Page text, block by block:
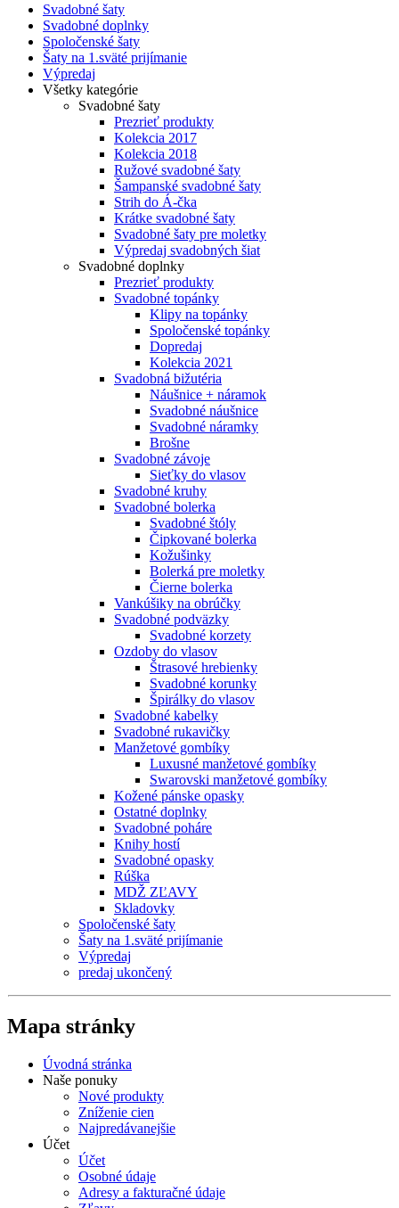
Svadobné šaty
Svadobné doplnky
Spoločenské šaty
Šaty na 1.sväté prijímanie
Výpredaj
Všetky kategórie
Svadobné šaty
Prezrieť produkty
Kolekcia 2017
Kolekcia 2018
Ružové svadobné šaty
Šampanské svadobné šaty
Strih do Á-čka
Krátke svadobné šaty
Svadobné šaty pre moletky
Výpredaj svadobných šiat
Svadobné doplnky
Prezrieť produkty
Svadobné topánky
Klipy na topánky
Spoločenské topánky
Dopredaj
Kolekcia 2021
Svadobná bižutéria
Náušnice + náramok
Svadobné náušnice
Svadobné náramky
Brošne
Svadobné závoje
Sieťky do vlasov
Svadobné kruhy
Svadobné bolerka
Svadobné štóly
Čipkované bolerka
Kožušinky
Bolerká pre moletky
Čierne bolerka
Vankúšiky na obrúčky
Svadobné podväzky
Svadobné korzety
Ozdoby do vlasov
Štrasové hrebienky
Svadobné korunky
Špirálky do vlasov
Svadobné kabelky
Svadobné rukavičky
Manžetové gombíky
Luxusné manžetové gombíky
Swarovski manžetové gombíky
Kožené pánske opasky
Ostatné doplnky
Svadobné poháre
Knihy hostí
Svadobné opasky
Rúška
MDŽ ZĽAVY
Skladovky
Spoločenské šaty
Šaty na 1.sväté prijímanie
Výpredaj
predaj ukončený
Mapa stránky
Úvodná stránka
Naše ponuky
Nové produkty
Zníženie cien
Najpredávanejšie
Účet
Účet
Osobné údaje
Adresy a fakturačné údaje